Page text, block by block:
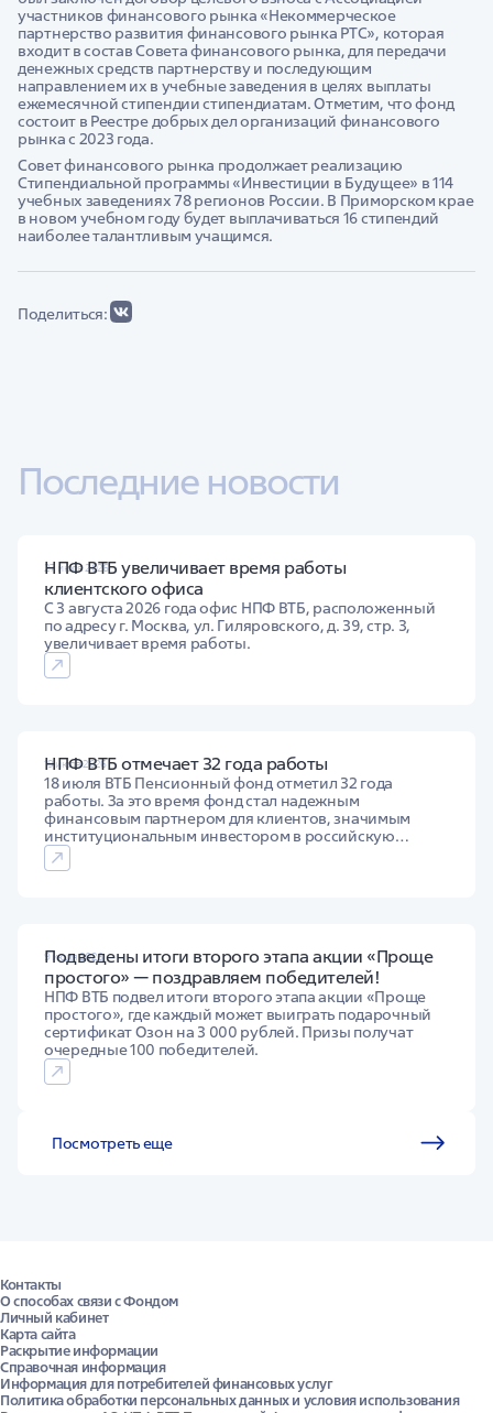
участников финансового рынка «Некоммерческое
партнерство развития финансового рынка РТС», которая
входит в состав Совета финансового рынка, для передачи
денежных средств партнерству и последующим
направлением их в учебные заведения в целях выплаты
ежемесячной стипендии стипендиатам. Отметим, что фонд
состоит в Реестре добрых дел организаций финансового
рынка с 2023 года.
Совет финансового рынка продолжает реализацию
Стипендиальной программы «Инвестиции в Будущее» в 114
учебных заведениях 78 регионов России. В Приморском крае
в новом учебном году будет выплачиваться 16 стипендий
наиболее талантливым учащимся.
Поделиться:
Последние новости
27 июля 2026
НПФ ВТБ увеличивает время работы
клиентского офиса
С 3 августа 2026 года офис НПФ ВТБ, расположенный
по адресу г. Москва, ул. Гиляровского, д. 39, стр. 3,
увеличивает время работы.
19 июля 2026
НПФ ВТБ отмечает 32 года работы
18 июля ВТБ Пенсионный фонд отметил 32 года
работы. За это время фонд стал надежным
финансовым партнером для клиентов, значимым
институциональным инвестором в российскую
экономику и лидером пенсионного рынка. Выплаты
пенсий клиентам за все время деятельности уже
9 июля 2026
Подведены итоги второго этапа акции «Проще
простого» — поздравляем победителей!
НПФ ВТБ подвел итоги второго этапа акции «Проще
простого», где каждый может выиграть подарочный
сертификат Озон на 3 000 рублей. Призы получат
очередные 100 победителей.
Посмотреть еще
Контакты
О способах связи с Фондом
Личный кабинет
Карта сайта
Раскрытие информации
Справочная информация
Информация для потребителей финансовых услуг
Политика обработки персональных данных и условия использования